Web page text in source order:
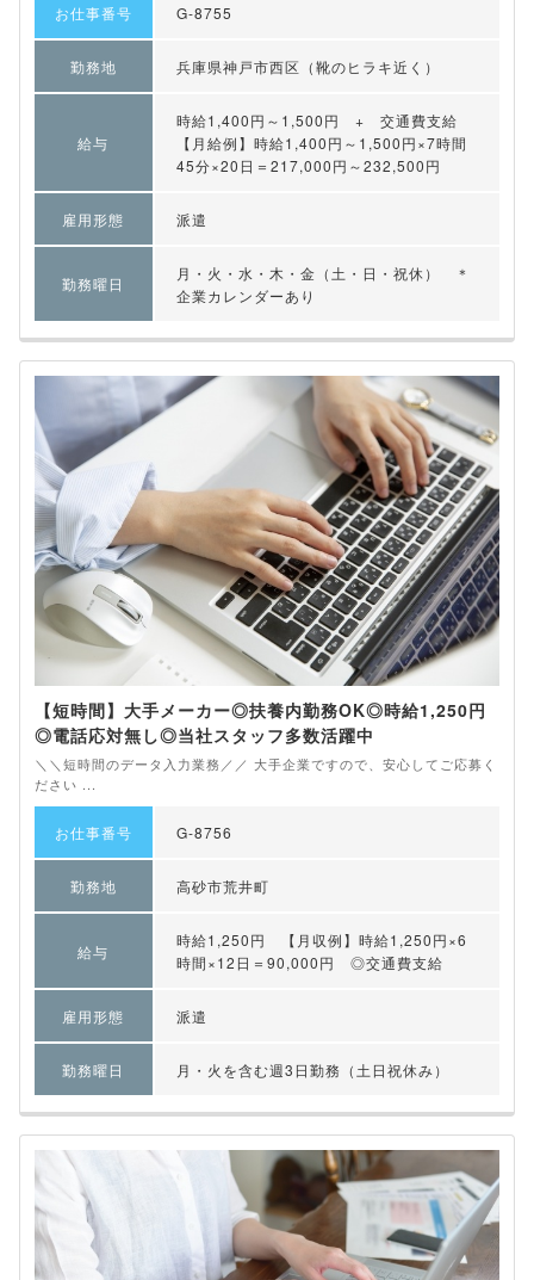
お仕事番号 G-8755
勤務地 兵庫県神戸市西区（靴のヒラキ近く）
給与
時給1,400円～1,500円 + 交通費支給
【月給例】時給1,400円～1,500円×7時間
45分×20日＝217,000円～232,500円
雇用形態 派遣
勤務曜日
月・火・水・木・金（土・日・祝休） ＊
企業カレンダーあり
【短時間】大手メーカー◎扶養内勤務OK◎時給1,250円
◎電話応対無し◎当社スタッフ多数活躍中
＼＼短時間のデータ入力業務／／ 大手企業ですので、安心してご応募く
ださい ...
お仕事番号 G-8756
勤務地 高砂市荒井町
給与
時給1,250円 【月収例】時給1,250円×6
時間×12日＝90,000円 ◎交通費支給
雇用形態 派遣
勤務曜日 月・火を含む週3日勤務（土日祝休み）